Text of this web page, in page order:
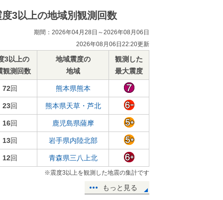
度3以上の地域別観測回数
期間：2026年04月28日～2026年08月06日
2026年08月06日22:20更新
3以上の
観測回数
地域震度の
地域
観測した
最大震度
72回 熊本県熊本
23回 熊本県天草・芦北
16回 鹿児島県薩摩
13回 岩手県内陸北部
12回 青森県三八上北
※震度3以上を観測した地震の集計です
もっと見る